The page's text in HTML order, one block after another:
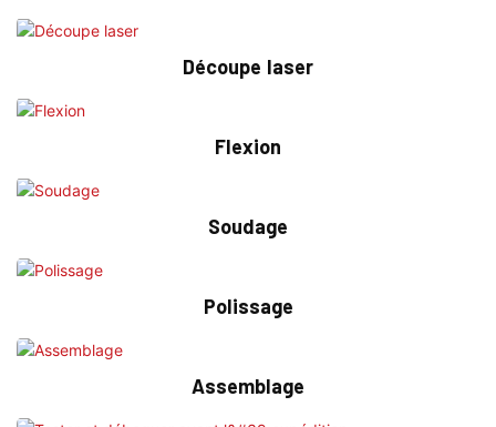
Découpe laser
Flexion
Soudage
Polissage
Assemblage